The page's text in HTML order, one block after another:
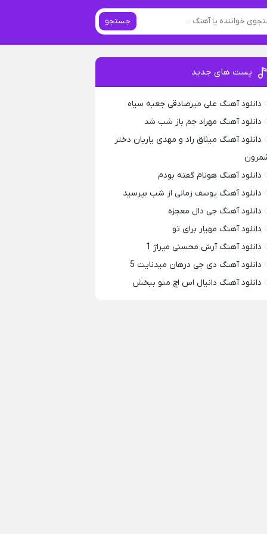
جستجو
پست های جدید
دانلود آهنگ علی میرصادقی جعبه سیاه
دانلود آهنگ مهراد جم باز شب شد
دانلود آهنگ میثاق راد و مهدی یاریان دختر
دانلود آهنگ هونام گفته بودم
دانلود آهنگ یوسف زمانی از شب بپرسید
دانلود آهنگ جی دال معجزه
دانلود آهنگ مهیار برای تو
دانلود آهنگ آرش محسنی میراژ 1
دانلود آهنگ دی جی درهان میدنایت 5
دانلود آهنگ دانیال اس اچ منو ببخش